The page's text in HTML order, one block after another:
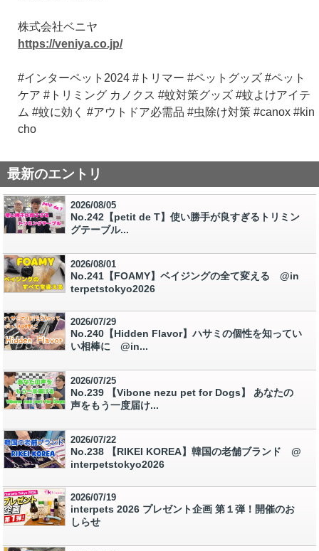
株式会社ベニヤ
https://veniya.co.jp/
#インターペット2024 #トリマー #ペットグッズ #ペット
ケア #トリミング カノクス #蚊対策グッズ #蚊よけアイテ
ム #蚊に効く #アウトドア必需品 #虫除け対策 #canox #kin
cho
最新のエントリ
2026/08/05
No.242【petit de T】使い勝手が良すぎるトリミン
グテーブル...
2026/08/01
No.241【FOAMY】ベイジングの全て変える @in
terpetstokyo2026
2026/07/29
No.240【Hidden Flavor】ハサミの個性を知ってい
い相棒に @in...
2026/07/25
No.239 【Vibone nezu pet for Dogs】 あなたの
声をもう一度届け...
2026/07/22
No.238 【RIKEI KOREA】韓国の老舗ブランド @
interpetstokyo2026
2026/07/19
interpets 2026 プレゼント企画 第１弾！開催のお
しらせ